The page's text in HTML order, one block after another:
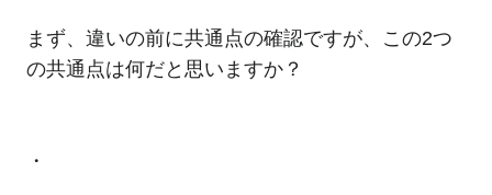
まず、違いの前に共通点の確認ですが、この2つ
の共通点は何だと思いますか？
・